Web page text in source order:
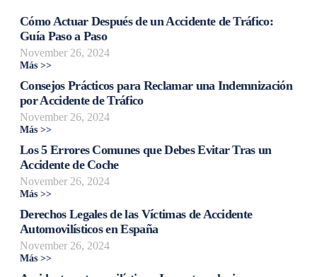
Cómo Actuar Después de un Accidente de Tráfico:
Guía Paso a Paso
November 26, 2024
Más >>
Consejos Prácticos para Reclamar una Indemnización
por Accidente de Tráfico
November 26, 2024
Más >>
Los 5 Errores Comunes que Debes Evitar Tras un
Accidente de Coche
November 26, 2024
Más >>
Derechos Legales de las Víctimas de Accidente
Automovilísticos en España
November 26, 2024
Más >>